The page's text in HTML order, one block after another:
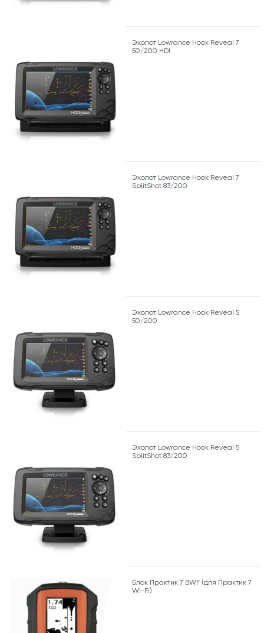
Эхолот Lowrance Hook Reveal 7
50/200 HDI
Эхолот Lowrance Hook Reveal 7
SplitShot 83/200
Эхолот Lowrance Hook Reveal 5
50/200
Эхолот Lowrance Hook Reveal 5
SplitShot 83/200
Блок Практик 7 BWF (для Практик 7
Wi-Fi)